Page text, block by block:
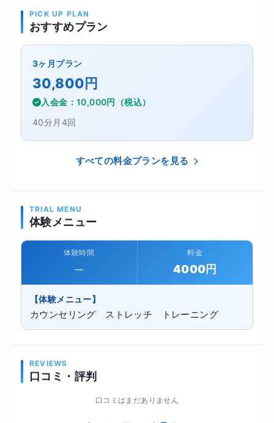
PICK UP PLAN
おすすめプラン
3ヶ月プラン
30,800円
入会金：10,000円（税込）
40分月4回
すべての料金プランを見る
TRIAL MENU
体験メニュー
体験時間
─
料金
4000円
【体験メニュー】
カウンセリング ストレッチ トレーニング
REVIEWS
口コミ・評判
口コミはまだありません